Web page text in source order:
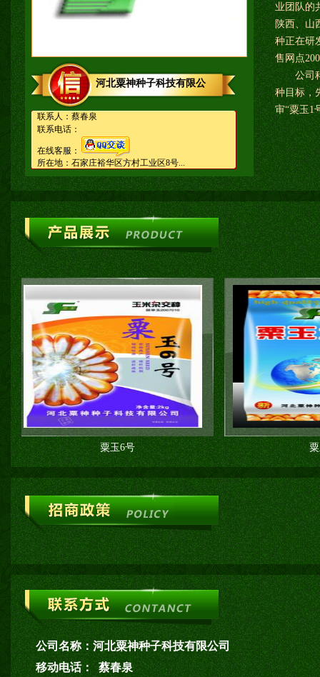
河北粟神种子科技有限公
联系人：蔡春泉
联系电话：
在线客服：
所在地：石家庄裕华区方村工业区8号...
业团队的
陕西、山
种正在研
售网点
公司科研
种目标，
审“粟玉1
粟玉6号 粟玉2号
公司名称：河北粟神种子科技有限公司
移动电话：蔡春泉